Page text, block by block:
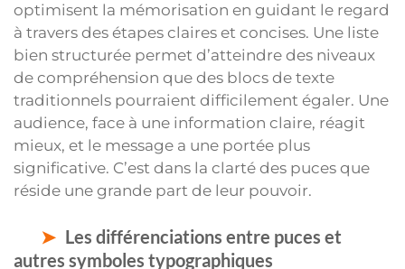
optimisent la mémorisation en guidant le regard
à travers des étapes claires et concises. Une liste
bien structurée permet d’atteindre des niveaux
de compréhension que des blocs de texte
traditionnels pourraient difficilement égaler. Une
audience, face à une information claire, réagit
mieux, et le message a une portée plus
significative. C’est dans la clarté des puces que
réside une grande part de leur pouvoir.
Les différenciations entre puces et
autres symboles typographiques